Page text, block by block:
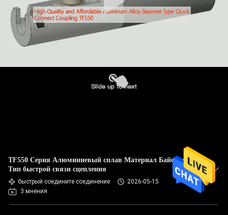
TF550 Серия Алюминиевый сплав Материал Байонет
Тип быстрой связи сцепления
быстрый соедините соединение
2026-05-15
3 мнения